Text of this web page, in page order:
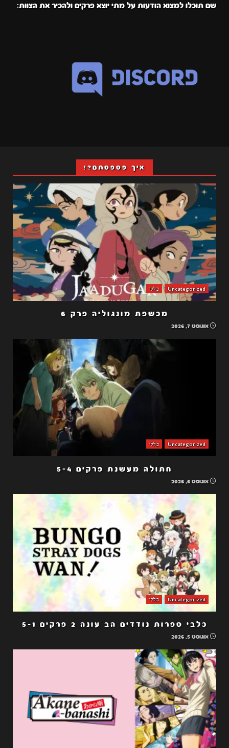
שם תוכלו למצוא הודעות על מתי יוצא פרקים ולהכיר את הצוות:
איך פספסתם?!
Uncategorized כללי
מכשפת מונגוליה פרק 6
אוגוסט 7, 2026
Uncategorized כללי
חתולה מעשנת פרקים 5-4
אוגוסט 6, 2026
Uncategorized כללי
כלבי ספרות נודדים הב עונה 2 פרקים 5-1
אוגוסט 5, 2026